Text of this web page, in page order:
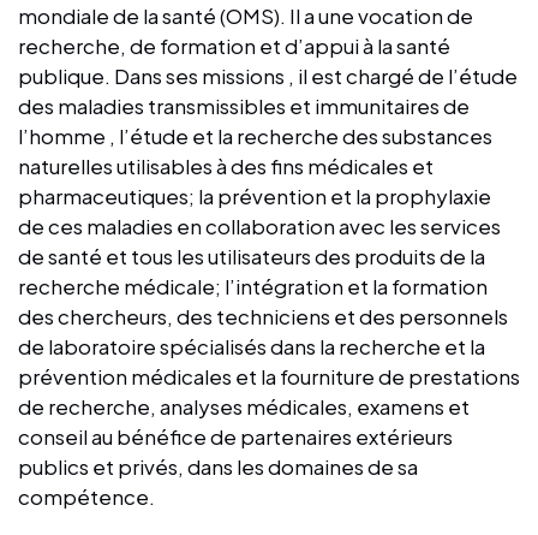
mondiale de la santé (OMS). Il a une vocation de
recherche, de formation et d’appui à la santé
publique. Dans ses missions , il est chargé de l’étude
des maladies transmissibles et immunitaires de
l’homme , l’étude et la recherche des substances
naturelles utilisables à des fins médicales et
pharmaceutiques; la prévention et la prophylaxie
de ces maladies en collaboration avec les services
de santé et tous les utilisateurs des produits de la
recherche médicale; l’intégration et la formation
des chercheurs, des techniciens et des personnels
de laboratoire spécialisés dans la recherche et la
prévention médicales et la fourniture de prestations
de recherche, analyses médicales, examens et
conseil au bénéfice de partenaires extérieurs
publics et privés, dans les domaines de sa
compétence.